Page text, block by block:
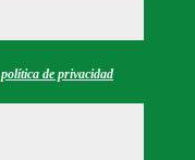
política de privacidad